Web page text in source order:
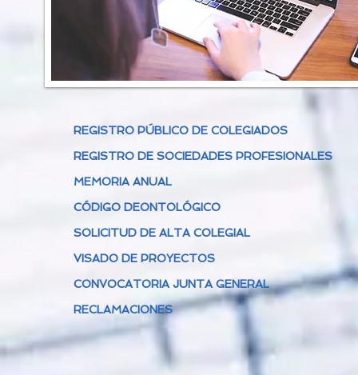
REGISTRO PÚBLICO DE COLEGIADOS
REGISTRO DE SOCIEDADES PROFESIONALES
MEMORIA ANUAL
CÓDIGO DEONTOLÓGICO
SOLICITUD DE ALTA COLEGIAL
VISADO DE PROYECTOS
CONVOCATORIA JUNTA GENERAL
RECLAMACIONES